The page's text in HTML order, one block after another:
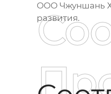
ООО Чжуншань
развития.